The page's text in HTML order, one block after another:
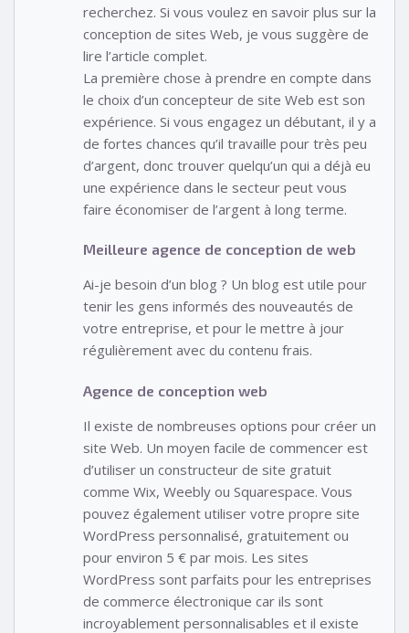
recherchez. Si vous voulez en savoir plus sur la
conception de sites Web, je vous suggère de
lire l’article complet.
La première chose à prendre en compte dans
le choix d’un concepteur de site Web est son
expérience. Si vous engagez un débutant, il y a
de fortes chances qu’il travaille pour très peu
d’argent, donc trouver quelqu’un qui a déjà eu
une expérience dans le secteur peut vous
faire économiser de l’argent à long terme.
Meilleure agence de conception de web
Ai-je besoin d’un blog ? Un blog est utile pour
tenir les gens informés des nouveautés de
votre entreprise, et pour le mettre à jour
régulièrement avec du contenu frais.
Agence de conception web
Il existe de nombreuses options pour créer un
site Web. Un moyen facile de commencer est
d’utiliser un constructeur de site gratuit
comme Wix, Weebly ou Squarespace. Vous
pouvez également utiliser votre propre site
WordPress personnalisé, gratuitement ou
pour environ 5 € par mois. Les sites
WordPress sont parfaits pour les entreprises
de commerce électronique car ils sont
incroyablement personnalisables et il existe